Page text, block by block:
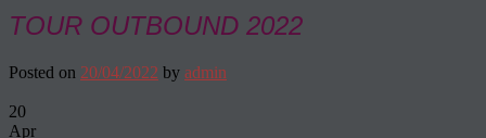
TOUR OUTBOUND 2022
Posted on 20/04/2022 by admin
20
Apr